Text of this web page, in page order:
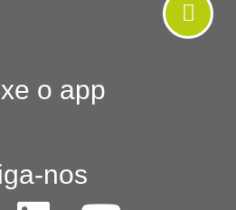
o app
nos